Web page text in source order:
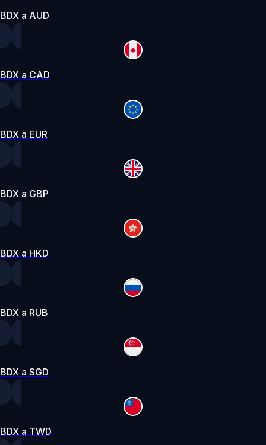
BDX a AUD
BDX a CAD
BDX a EUR
BDX a GBP
BDX a HKD
BDX a RUB
BDX a SGD
BDX a TWD